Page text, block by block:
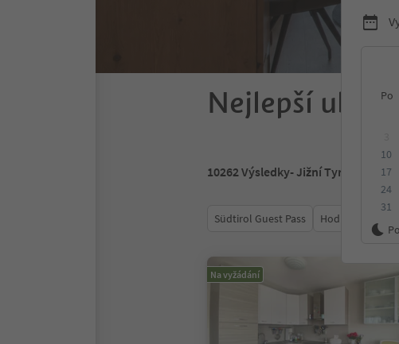
Po
10
17
24
31
Nejlepší
10262Výsledky- Jižní Tyrolsko
Südtirol Guest Pass Hodnocení
Na vyžádání